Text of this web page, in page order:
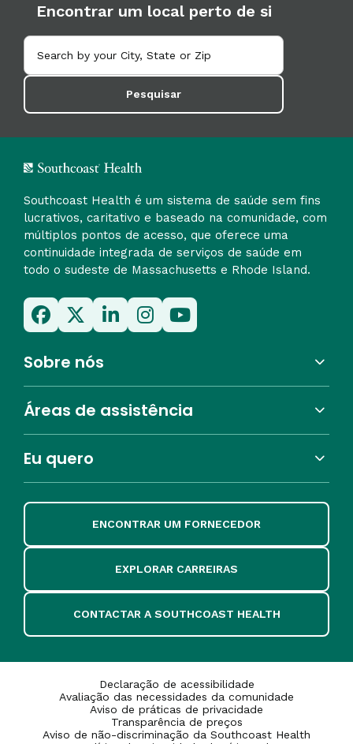
Encontrar um local perto de si
Pesquisar
Southcoast Health é um sistema de saúde sem fins
lucrativos, caritativo e baseado na comunidade, com
múltiplos pontos de acesso, que oferece uma
continuidade integrada de serviços de saúde em
todo o sudeste de Massachusetts e Rhode Island.
Sobre nós
Áreas de assistência
Eu quero
ENCONTRAR UM FORNECEDOR
EXPLORAR CARREIRAS
CONTACTAR A SOUTHCOAST HEALTH
Declaração de acessibilidade
Avaliação das necessidades da comunidade
Aviso de práticas de privacidade
Transparência de preços
Aviso de não-discriminação da Southcoast Health